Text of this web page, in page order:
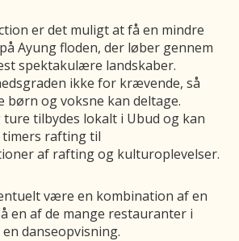
er det muligt at få en mindre
Ayung floden, der løber gennem
spektakulære landskaber.
ikke for krævende, så
børn og voksne kan deltage.
tilbydes lokalt i Ubud og kan
rafting til
af rafting og kulturoplevelser.
være en kombination af en
en af de mange restauranter i
danseopvisning.